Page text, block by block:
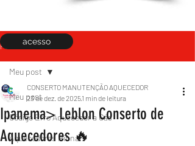
Post
Meu post
Código Erro Aquecedor a Gás
Aquecedores Rinnai
Meu post
Ipanema> Leblon Conserto de
Aquecedores 🔥
CONSERTO MANUTENÇÃO AQUECEDOR
23 de dez. de 20251 min de leitura
acesso